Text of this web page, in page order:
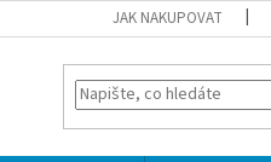
JAK NAKUPOVAT